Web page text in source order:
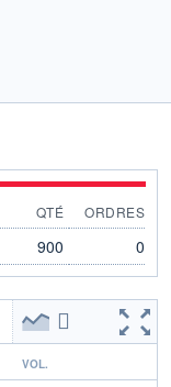
QTÉ ORDRES
900 0
VOL.